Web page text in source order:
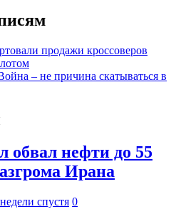
продажи кроссоверов
– не причина скатываться в
обвал нефти до 55
Ирана
спустя 0